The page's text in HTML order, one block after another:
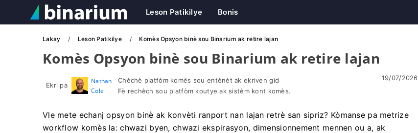
Leson Patikilye Bonis
Lakay Leson Patikilye Komès Opsyon binè sou Binarium ak retire lajan
Komès Opsyon binè sou Binarium ak retire lajan
Ekri pa
Nathan
Cole
Chèchè platfòm komès sou entènèt ak ekriven gid
Fè rechèch sou platfòm koutye ak sistèm kont komès.
19/07/2026
Vle mete echanj opsyon binè ak konvèti ranport nan lajan retrè san sipriz? Kòmanse pa metrize
workflow komès la: chwazi byen, chwazi ekspirasyon, dimensionnement mennen ou a, ak